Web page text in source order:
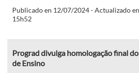
Publicado en 12/07/2024 - Actualizado
15h52
Prograd divulga homologação final
de Ensino